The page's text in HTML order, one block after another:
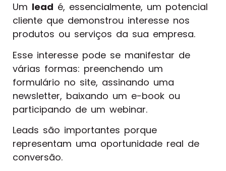
Um lead é, essencialmente, um potencial
cliente que demonstrou interesse nos
produtos ou serviços da sua empresa.
Esse interesse pode se manifestar de
várias formas: preenchendo um
formulário no site, assinando uma
newsletter, baixando um e-book ou
participando de um webinar.
Leads são importantes porque
representam uma oportunidade real de
conversão.